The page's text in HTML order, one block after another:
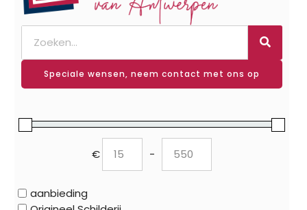
Speciale wensen, neem contact met ons op
€ Minimum Price
- Maximum Price
aanbieding